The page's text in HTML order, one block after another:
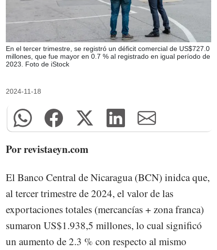
En el tercer trimestre, se registró un déficit comercial de US$727.0
millones, que fue mayor en 0.7 % al registrado en igual período de
2023. Foto de iStock
2024-11-18
Por revistaeyn.com
El Banco Central de Nicaragua (BCN) inidca que,
al tercer trimestre de 2024, el valor de las
exportaciones totales (mercancías + zona franca)
sumaron US$1.938,5 millones, lo cual significó
un aumento de 2.3 % con respecto al mismo